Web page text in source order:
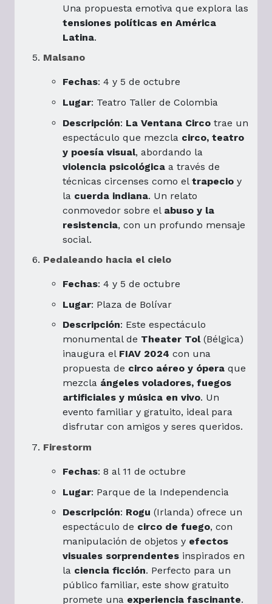
Una propuesta emotiva que explora las
tensiones políticas en América
Latina.
Malsano
Fechas: 4 y 5 de octubre
Lugar: Teatro Taller de Colombia
Descripción: La Ventana Circo trae un
espectáculo que mezcla circo, teatro
y poesía visual, abordando la
violencia psicológica a través de
técnicas circenses como el trapecio y
la cuerda indiana. Un relato
conmovedor sobre el abuso y la
resistencia, con un profundo mensaje
social.
Pedaleando hacia el cielo
Fechas: 4 y 5 de octubre
Lugar: Plaza de Bolívar
Descripción: Este espectáculo
monumental de Theater Tol(Bélgica)
inaugura el FIAV 2024 con una
propuesta de circo aéreo y ópera que
mezcla ángeles voladores, fuegos
artificiales y música en vivo. Un
evento familiar y gratuito, ideal para
disfrutar con amigos y seres queridos.
Firestorm
Fechas: 8 al 11 de octubre
Lugar: Parque de la Independencia
Descripción: Rogu (Irlanda) ofrece un
espectáculo de circo de fuego, con
manipulación de objetos y efectos
visuales sorprendentes inspirados en
la ciencia ficción. Perfecto para un
público familiar, este show gratuito
promete una experiencia fascinante.